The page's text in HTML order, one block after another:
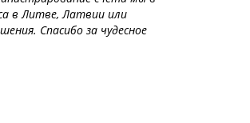
в Литве, Латвии или
Спасибо за чудесное